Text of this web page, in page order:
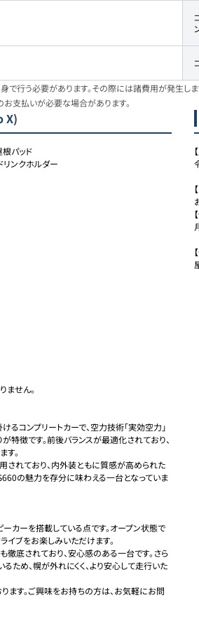
行う必要があります。その際には諸費用が発生します
支払いが必要な場合があります。
X)
パッド
ンクホルダー
ません。
るコンプリートカーで、空力技術「実効空力」
特徴です。前後バランスが最適化されており、
。
されており、内外装ともに質感が高められた
の魅力を存分に味わえる一台となっていま
カーを搭載している点です。オープン状態で
イブをお楽しみいただけます。
徹底されており、安心感のある一台です。さら
ため、幌が外れにくく、より安心して走行いた
す。ご興味をお持ちの方は、お気軽にお問